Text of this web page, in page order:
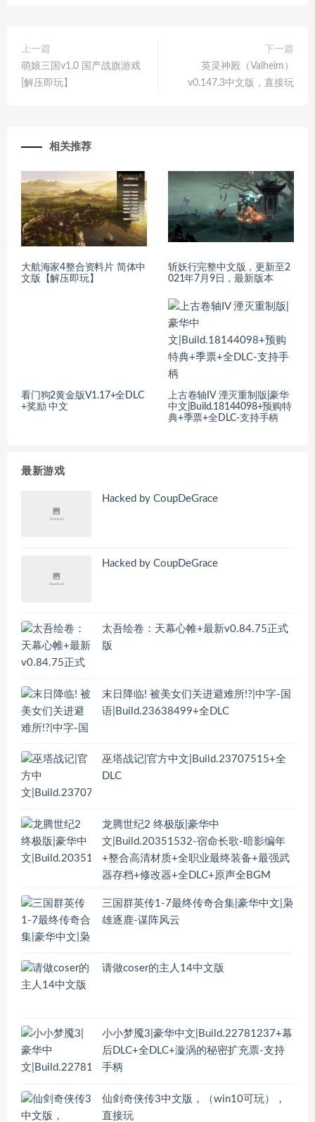
上一篇
萌娘三国v1.0 国产战旗游戏
[解压即玩】
下一篇
英灵神殿（Valheim）
v0.147.3中文版，直接玩
相关推荐
大航海家4整合资料片 简体中
文版【解压即玩】
斩妖行完整中文版，更新至2
021年7月9日，最新版本
看门狗2黄金版V1.17+全DLC
+奖励 中文
上古卷轴IV 湮灭重制版|豪华
中文|Build.18144098+预购特
典+季票+全DLC-支持手柄
最新游戏
Hacked by CoupDeGrace
Hacked by CoupDeGrace
太吾绘卷：天幕心帷+最新v0.84.75正式
版
末日降临! 被美女们关进避难所!?|中字-国
语|Build.23638499+全DLC
巫塔战记|官方中文|Build.23707515+全
DLC
龙腾世纪2 终极版|豪华中
文|Build.20351532-宿命长歌-暗影编年
+整合高清材质+全职业最终装备+最强武
器存档+修改器+全DLC+原声全BGM
三国群英传1-7最终传奇合集|豪华中文|枭
雄逐鹿-谋阵风云
请做coser的主人14中文版
小小梦魇3|豪华中文|Build.22781237+幕
后DLC+全DLC+漩涡的秘密扩充票-支持
手柄
仙剑奇侠传3中文版，（win10可玩），
直接玩